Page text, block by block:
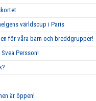
världscup i Paris
för våra barn-och breddgrupper!
Persson!
är öppen!